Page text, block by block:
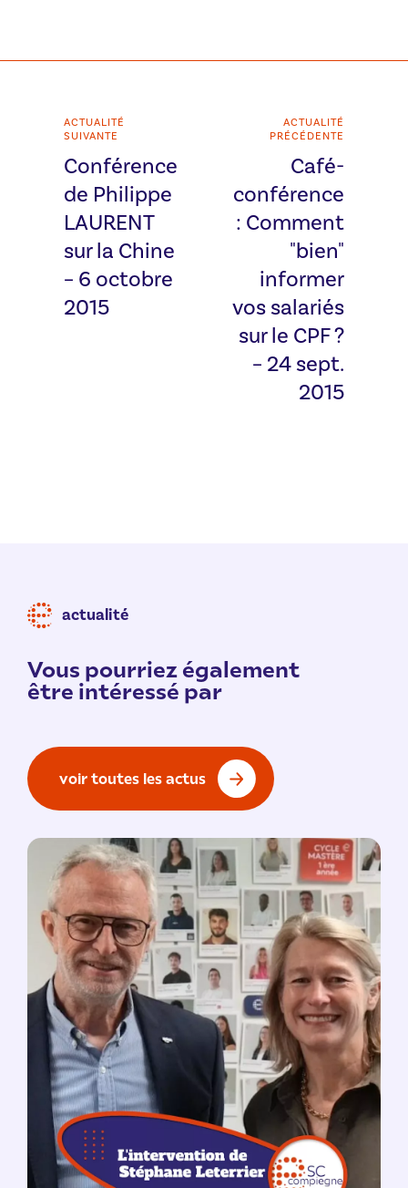
ACTUALITÉ
SUIVANTE
Conférence
de Philippe
LAURENT
sur la Chine
– 6 octobre
2015
ACTUALITÉ
PRÉCÉDENTE
Café-
conférence
: Comment
"bien"
informer
vos salariés
sur le CPF ?
– 24 sept.
2015
actualité
Vous pourriez également
être intéressé par
voir toutes les actus